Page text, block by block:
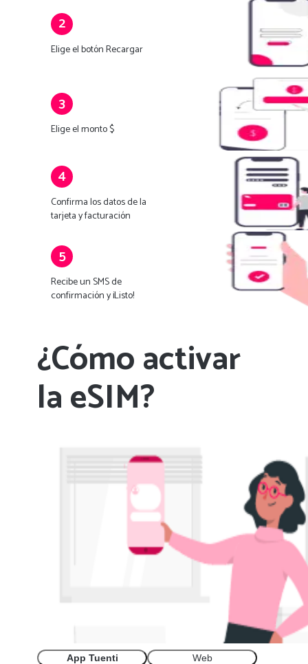
2
Elige el botón Recargar
3
Elige el monto $
4
Confirma los datos de la
tarjeta y facturación
5
Recibe un SMS de
confirmación y ¡Listo!
¿Cómo activar
la eSIM?
App Tuenti Web